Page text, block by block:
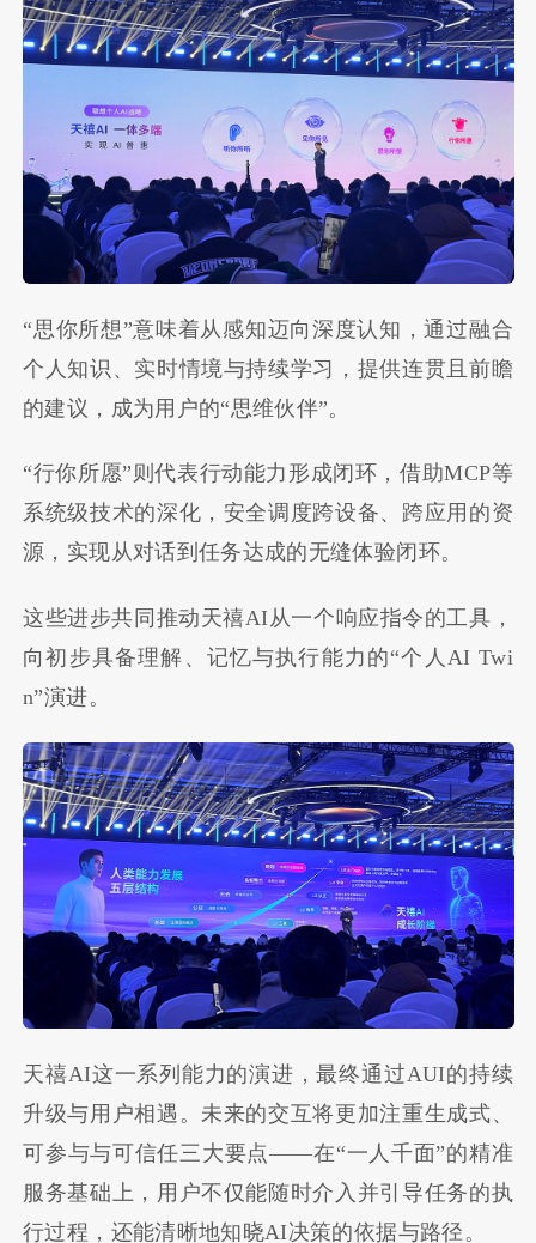
“思你所想”意味着从感知迈向深度认知，通过融合
个人知识、实时情境与持续学习，提供连贯且前瞻
的建议，成为用户的“思维伙伴”。
“行你所愿”则代表行动能力形成闭环，借助MCP等
系统级技术的深化，安全调度跨设备、跨应用的资
源，实现从对话到任务达成的无缝体验闭环。
这些进步共同推动天禧AI从一个响应指令的工具，
向初步具备理解、记忆与执行能力的“个人AI Twi
n”演进。
天禧AI这一系列能力的演进，最终通过AUI的持续
升级与用户相遇。未来的交互将更加注重生成式、
可参与与可信任三大要点——在“一人千面”的精准
服务基础上，用户不仅能随时介入并引导任务的执
行过程，还能清晰地知晓AI决策的依据与路径。